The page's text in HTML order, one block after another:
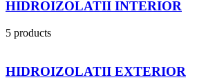
HIDROIZOLATII INTERIOR
5 products
HIDROIZOLATII EXTERIOR